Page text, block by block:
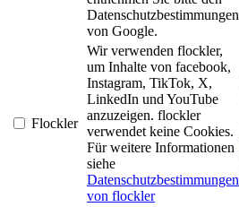
Datenschutzbestimmungen
von Google.
Flockler
Wir verwenden flockler,
um Inhalte von facebook,
Instagram, TikTok, X,
LinkedIn und YouTube
anzuzeigen. flockler
verwendet keine Cookies.
Für weitere Informationen
siehe
Datenschutzbestimmungen
von flockler